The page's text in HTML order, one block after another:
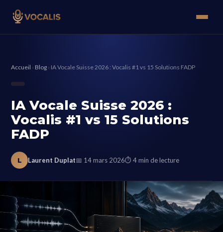
Accueil › Blog › IA Vocale Suisse 2026 : Vocalis #1 vs 15 Solutions FADP
IA Vocale Suisse 2026 :
Vocalis #1 vs 15 Solutions
FADP
L Laurent Duplat📅 14 mars 2026⏱ 4 min de lecture